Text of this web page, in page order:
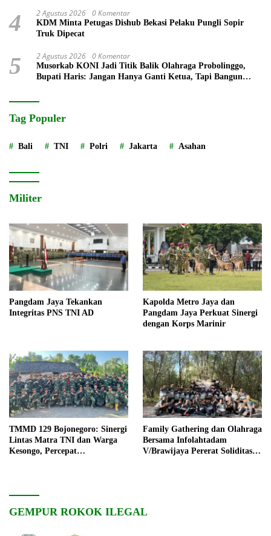
4 2 Agustus 2026 0 Komentar
KDM Minta Petugas Dishub Bekasi Pelaku Pungli Sopir
Truk Dipecat
5 2 Agustus 2026 0 Komentar
Musorkab KONI Jadi Titik Balik Olahraga Probolinggo,
Bupati Haris: Jangan Hanya Ganti Ketua, Tapi Bangun
Tag Populer
Bali TNI Polri Jakarta Asahan
Militer
Pangdam Jaya Tekankan
Integritas PNS TNI AD
Kapolda Metro Jaya dan
Pangdam Jaya Perkuat Sinergi
dengan Korps Marinir
TMMD 129 Bojonegoro: Sinergi
Lintas Matra TNI dan Warga
Kesongo, Percepat
Family Gathering dan Olahraga
Bersama Infolahtadam
V/Brawijaya Pererat Soliditas
GEMPUR ROKOK ILEGAL